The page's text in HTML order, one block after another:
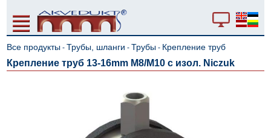
Все продукты - Трубы, шланги - Трубы - Крепление труб
Крепление труб 13-16mm M8/M10 с изол. Niczuk